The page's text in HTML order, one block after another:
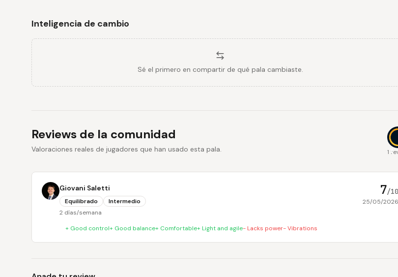
Inteligencia de cambio
Sé el primero en compartir de qué pala cambiaste.
Reviews de la comunidad
Valoraciones reales de jugadores que han usado esta pala. 7
1
Giovani Saletti
Equilibrado
Intermedio
2 días/semana
7/10
25/05/2026
+ Good control+ Good balance+ Comfortable+Light and agile- Lacks power-Vibrations